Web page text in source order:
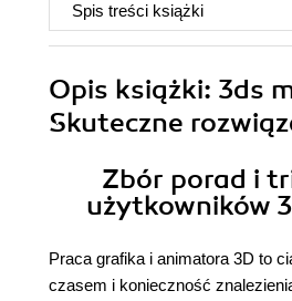
Spis treści książki
Opis książki: 3ds
Skuteczne
Zbór porad i
użytkowników
Praca grafika i animatora 3D to
czasem i konieczność